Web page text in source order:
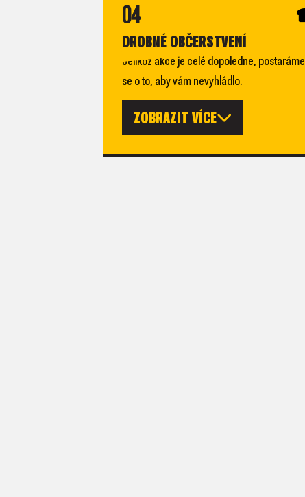
04
DROBNÉ OBČERSTVENÍ
Jelikož akce je celé dopoledne, postaráme
se o to, aby vám nevyhládlo.
ZOBRAZIT VÍCE